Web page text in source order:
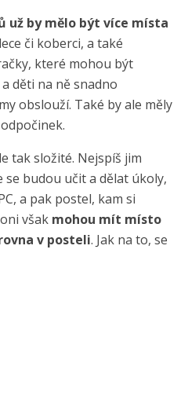
už by mělo být více místa
či koberci, a také
které mohou být
děti na ně snadno
obslouží. Také by ale měly
tak složité. Nejspíš jim
se budou učit a dělat úkoly,
a pak postel, kam si
však mohou mít místo
v posteli. Jak na to, se